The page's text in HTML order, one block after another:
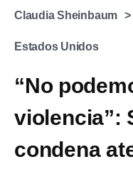
Claudia Sheinbaum
Estados Unidos
“No
violencia”:
condena